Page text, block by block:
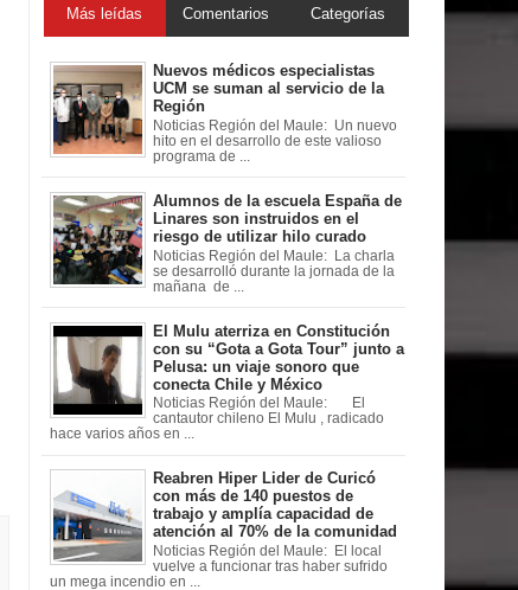
Más leídas Comentarios Categorías
Nuevos médicos especialistas
UCM se suman al servicio de la
Región
Noticias Región del Maule: Un nuevo
hito en el desarrollo de este valioso
programa de ...
Alumnos de la escuela España de
Linares son instruidos en el
riesgo de utilizar hilo curado
Noticias Región del Maule: La charla
se desarrolló durante la jornada de la
mañana de ...
El Mulu aterriza en Constitución
con su “Gota a Gota Tour” junto a
Pelusa: un viaje sonoro que
conecta Chile y México
Noticias Región del Maule: El
cantautor chileno El Mulu , radicado
hace varios años en ...
Reabren Hiper Lider de Curicó
con más de 140 puestos de
trabajo y amplía capacidad de
atención al 70% de la comunidad
Noticias Región del Maule: El local
vuelve a funcionar tras haber sufrido
un mega incendio en ...